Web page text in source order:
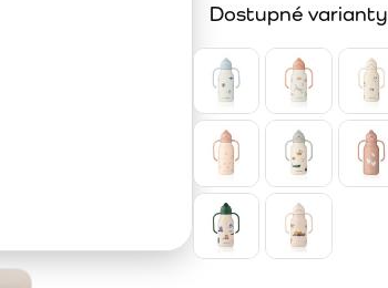
Dostupné varianty